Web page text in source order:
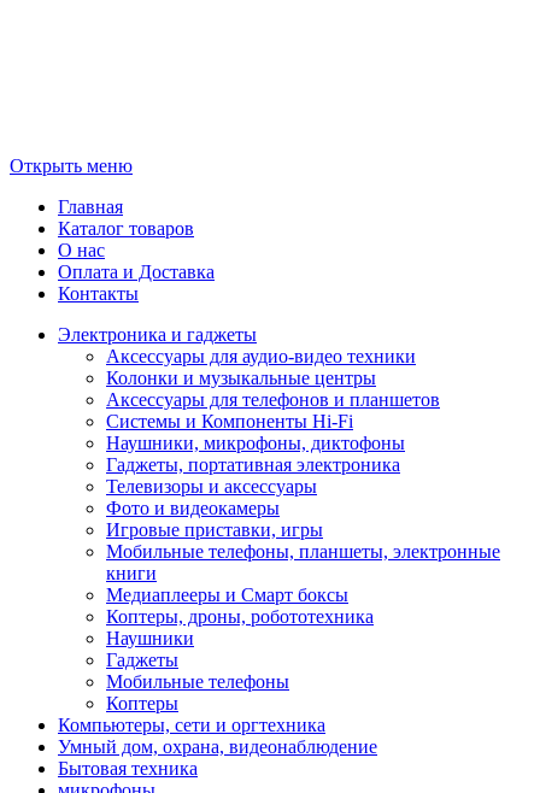
Открыть меню
Главная
Каталог товаров
О нас
Оплата и Доставка
Контакты
Электроника и гаджеты
Аксессуары для аудио-видео техники
Колонки и музыкальные центры
Аксессуары для телефонов и планшетов
Системы и Компоненты Hi-Fi
Наушники, микрофоны, диктофоны
Гаджеты, портативная электроника
Телевизоры и аксессуары
Фото и видеокамеры
Игровые приставки, игры
Мобильные телефоны, планшеты, электронные
книги
Медиаплееры и Смарт боксы
Коптеры, дроны, робототехника
Наушники
Гаджеты
Мобильные телефоны
Коптеры
Компьютеры, сети и оргтехника
Умный дом, охрана, видеонаблюдение
Бытовая техника